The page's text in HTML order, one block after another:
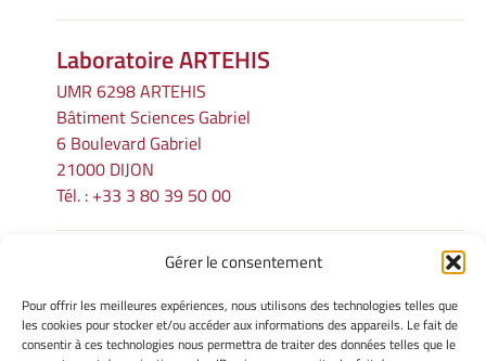
Gérer le consentement
Pour offrir les meilleures expériences, nous utilisons des technologies telles que
les cookies pour stocker et/ou accéder aux informations des appareils. Le fait de
consentir à ces technologies nous permettra de traiter des données telles que le
Laboratoire ARTEHIS
UMR 6298 ARTEHIS
Bâtiment Sciences Gabriel
6 Boulevard Gabriel
21000 DIJON
Tél. : +33 3 80 39 50 00
INFORMATIONS LÉGALES
Mentions légales
Gérer mes cookies